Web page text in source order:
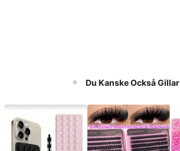
Du Kanske Också Gillar